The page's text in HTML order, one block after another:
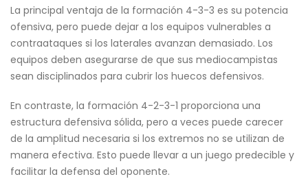
La principal ventaja de la formación 4-3-3 es su potencia
ofensiva, pero puede dejar a los equipos vulnerables a
contraataques si los laterales avanzan demasiado. Los
equipos deben asegurarse de que sus mediocampistas
sean disciplinados para cubrir los huecos defensivos.
En contraste, la formación 4-2-3-1 proporciona una
estructura defensiva sólida, pero a veces puede carecer
de la amplitud necesaria si los extremos no se utilizan de
manera efectiva. Esto puede llevar a un juego predecible y
facilitar la defensa del oponente.